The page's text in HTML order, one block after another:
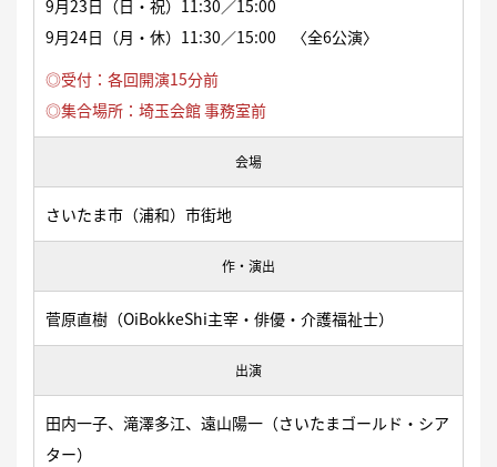
9月23日（日・祝）11:30／15:00
9月24日（月・休）11:30／15:00 〈全6公演〉
◎受付：各回開演15分前
◎集合場所：埼玉会館 事務室前
会場
さいたま市（浦和）市街地
作・演出
菅原直樹（OiBokkeShi主宰・俳優・介護福祉士）
出演
田内一子、滝澤多江、遠山陽一（さいたまゴールド・シア
ター）